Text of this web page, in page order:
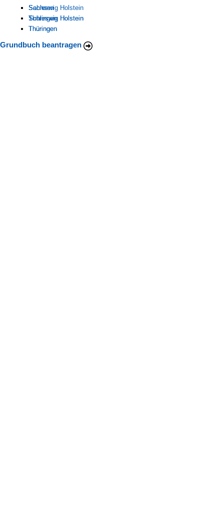
Schleswig Holstein
Thüringen
Grundbuch beantragen
Sachsen
Schleswig Holstein
Thüringen
Sachsen
Schleswig Holstein
Thüringen